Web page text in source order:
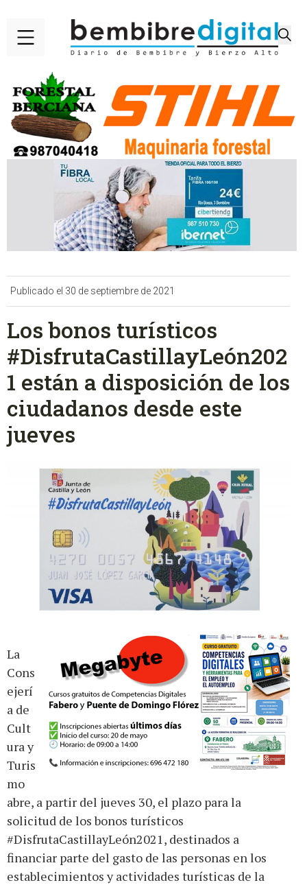
Publicado el 30 de septiembre de 2021
Los bonos turísticos
#DisfrutaCastillayLeón202
1 están a disposición de los
ciudadanos desde este
jueves
La
Cons
ejerí
a de
Cult
ura y
Turis
mo
abre, a partir del jueves 30, el plazo para la
solicitud de los bonos turísticos
#DisfrutaCastillayLeón2021, destinados a
financiar parte del gasto de las personas en los
establecimientos y actividades turísticas de la